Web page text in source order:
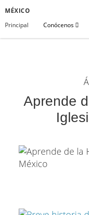
MÉXICO
Principal
Conócenos
Aprende